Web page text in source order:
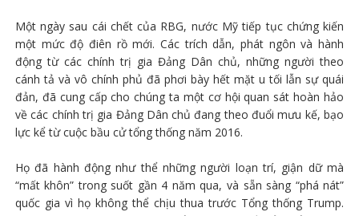
Một ngày sau cái chết của RBG, nước Mỹ tiếp tục chứng kiến
một mức độ điên rồ mới. Các trích dẫn, phát ngôn và hành
động từ các chính trị gia Đảng Dân chủ, những người theo
cánh tả và vô chính phủ đã phơi bày hết mặt u tối lẫn sự quái
đản, đã cung cấp cho chúng ta một cơ hội quan sát hoàn hảo
về các chính trị gia Đảng Dân chủ đang theo đuổi mưu kế, bạo
lực kể từ cuộc bầu cử tổng thống năm 2016.
Họ đã hành động như thể những người loạn trí, giận dữ mà
“mất khôn” trong suốt gần 4 năm qua, và sẵn sàng “phá nát”
quốc gia vì họ không thể chịu thua trước Tổng thống Trump.